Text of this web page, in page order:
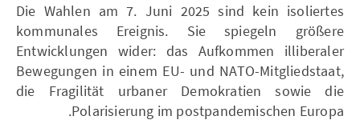
Die Wahlen am 7. Juni 2025 sind kein isoliertes
kommunales Ereignis. Sie spiegeln größere
Entwicklungen wider: das Aufkommen illiberaler
Bewegungen in einem EU- und NATO-Mitgliedstaat,
die Fragilität urbaner Demokratien sowie die
Polarisierung im postpandemischen Europa.